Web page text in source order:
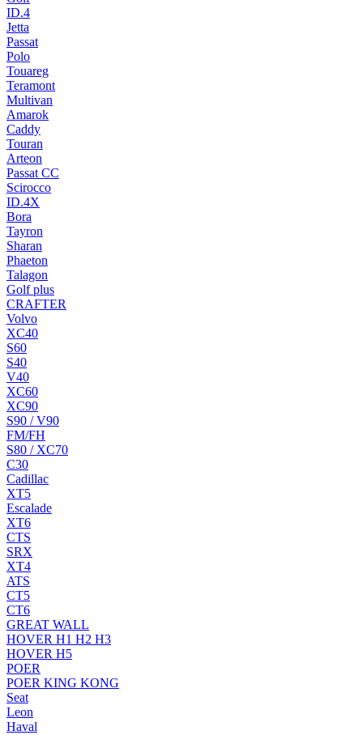
ID.4
Jetta
Passat
Polo
Touareg
Teramont
Multivan
Amarok
Caddy
Touran
Arteon
Passat CC
Scirocco
ID.4X
Bora
Tayron
Sharan
Phaeton
Talagon
Golf plus
CRAFTER
Volvo
XC40
S60
S40
V40
XC60
XC90
S90 / V90
FM/FH
S80 / XC70
C30
Cadillac
XT5
Escalade
XT6
CTS
SRX
XT4
ATS
CT5
CT6
GREAT WALL
HOVER H1 H2 H3
HOVER H5
POER
POER KING KONG
Seat
Leon
Haval